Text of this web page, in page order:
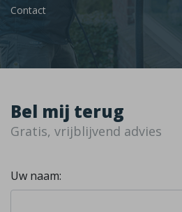
Contact
Bel mij terug
Gratis, vrijblijvend advies
Uw naam: